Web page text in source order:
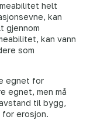
helt
kan
gjennom
kan vann
som
egnet for
egnet, men må
til bygg,
erosjon.